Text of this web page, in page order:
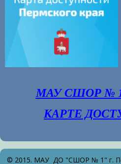
МАУ СШОР № 1
КАРТЕ
© 2015. МАУ ДО "СШОР № 1" г.